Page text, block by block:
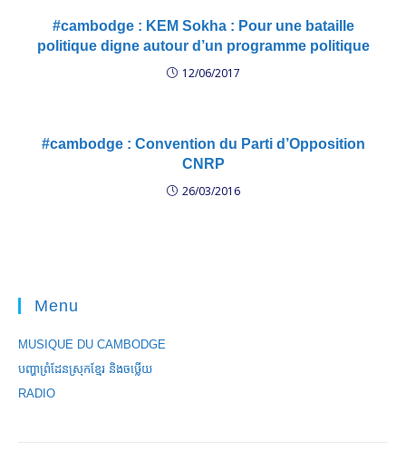
#cambodge : KEM Sokha : Pour une bataille
politique digne autour d’un programme politique
12/06/2017
#cambodge : Convention du Parti d’Opposition
CNRP
26/03/2016
Menu
MUSIQUE DU CAMBODGE
បញ្ហាព្រំដែនស្រុកខ្មែរ និងចឞ្លើយ
RADIO